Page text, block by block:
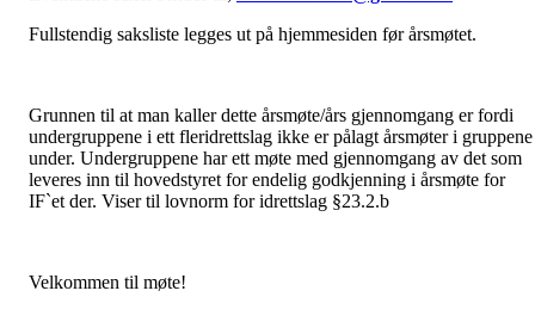
Fullstendig saksliste legges ut på hjemmesiden før årsmøtet.
Grunnen til at man kaller dette årsmøte/års gjennomgang er fordi
undergruppene i ett fleridrettslag ikke er pålagt årsmøter i gruppene
under. Undergruppene har ett møte med gjennomgang av det som
leveres inn til hovedstyret for endelig godkjenning i årsmøte for
IF`et der. Viser til lovnorm for idrettslag §23.2.b
Velkommen til møte!